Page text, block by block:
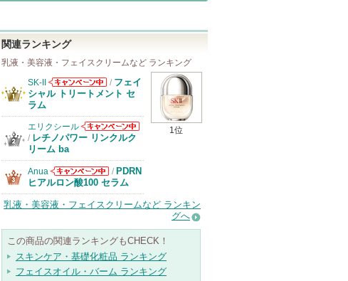
関連ランキング
乳液・美容液・フェイスクリームなど ランキング
1位
SK-II
SK-IIからのお
/ フェイ
シャル トリートメント セ
ラム
エリクシール
エリクシールか
/ レチノパワー リンクルク
リーム ba
Anua
Anuaからのお
知らせがありま
す
/ PDRN
ヒアルロン酸100 セラム
乳液・美容液・フェイスクリームなど ランキン
グへ
この商品の関連ランキングもCHECK！
スキンケア・基礎化粧品 ランキング
フェイスオイル・バーム ランキング